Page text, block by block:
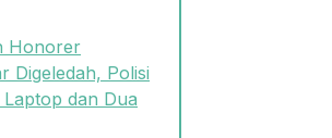
Honorer
Digeledah, Polisi
dan Dua